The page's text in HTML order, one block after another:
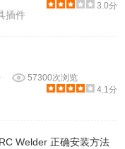
3.0分
插件
57300次浏览
4.1分
Welder 正确安装方法